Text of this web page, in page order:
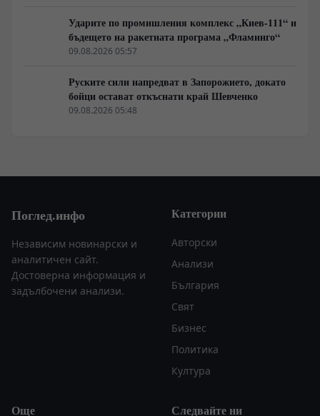
Ударите по промишления комплекс „Киев-111“ и
бъдещето на ракетната програма „Фламинго“
09.08.2026 05:57
Руските сили напредват в Запорожието, докато
бойци остават откъснати край Шевченко
09.08.2026 05:48
Поглед.инфо
Независим новинарски и
аналитичен сайт.
Достоверна информация и
задълбочени анализи.
Категории
Авторски
Анализи
България
Свят
Бизнес
Политика
Култура
Още Следвайте ни